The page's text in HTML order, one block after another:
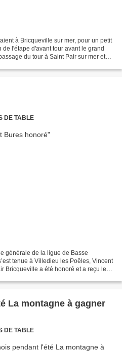
à Bricqueville sur mer, pour un petit
l'étape d'avant tour avant le grand
du tour à Saint Pair sur mer et
DE TABLE
générale de la ligue de Basse
tenue à Villedieu les Poêles, Vincent
Bricqueville a été honoré et a reçu le
La montagne à gagner
DE TABLE